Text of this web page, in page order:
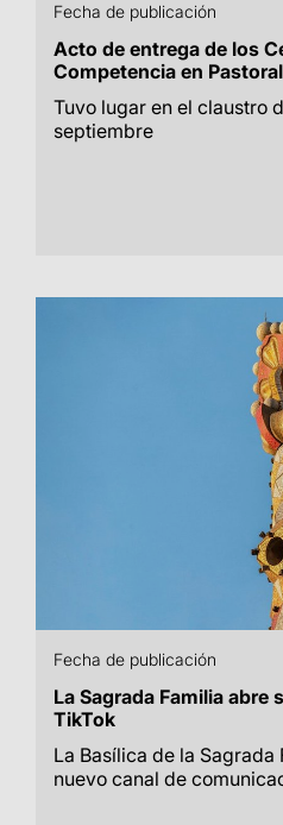
Fecha de publicación
Acto de entrega de los
Competencia en
Tuvo lugar en el claustro
septiembre
Fecha de publicación
La Sagrada Familia abre
TikTok
La Basílica de la
nuevo canal de